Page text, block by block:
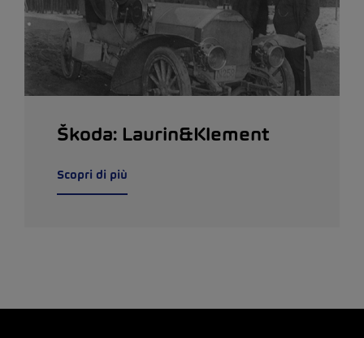
Škoda: Laurin&Klement
Scopri di più